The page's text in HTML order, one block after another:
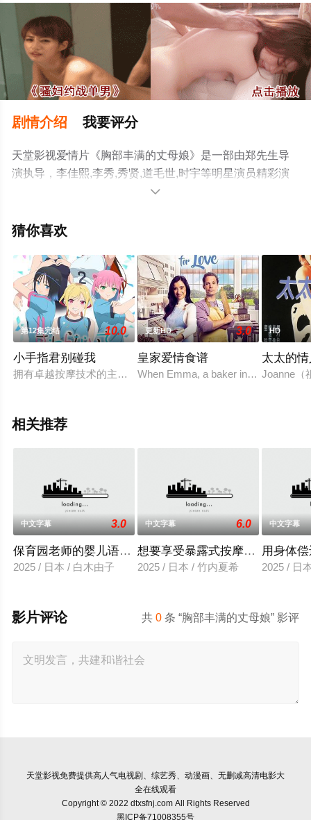
剧情介绍 我要评分
天堂影视爱情片《胸部丰满的丈母娘》是一部由郑先生导
演执导，李佳熙,李秀,秀贤,道毛世,时宇等明星演员精彩演
绎的韩国电影，手机免费观看高清未删减完整版电影大全
猫或剧情网等平台了解。

猜你喜欢
第12集完结 10.0
小手指君别碰我
拥有卓越按摩技术的主人公·小手指向阳。立志成为运动医生的
更新HD 3.0
皇家爱情食谱
When Emma, a baker in NYC, is
HD
太太的
Joanne（
相关推荐
中文字幕 3.0
保育园老师的婴儿语让人超兴奋
2025 / 日本 / 白木由子
中文字幕 6.0
想要享受暴露式按摩的已婚女子
2025 / 日本 / 竹内夏希
中文字幕
用身体
2025 / 日
共0 条 “胸部丰满的丈母娘” 影评
影片评论
天堂影视免费提供高人气电视剧、综艺秀、动漫画、无删减高清电影大
全在线观看
Copyright © 2022 dtxsfnj.com All Rights Reserved
黑ICP备71008355号